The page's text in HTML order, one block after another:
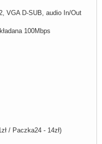
VGA D-SUB, audio In/Out
100Mbps
/ Paczka24 - 14zł)